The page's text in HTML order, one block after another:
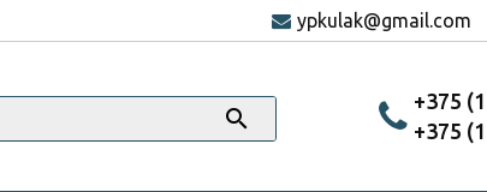
ypkulak@gmail.com
‎+375
‎+375